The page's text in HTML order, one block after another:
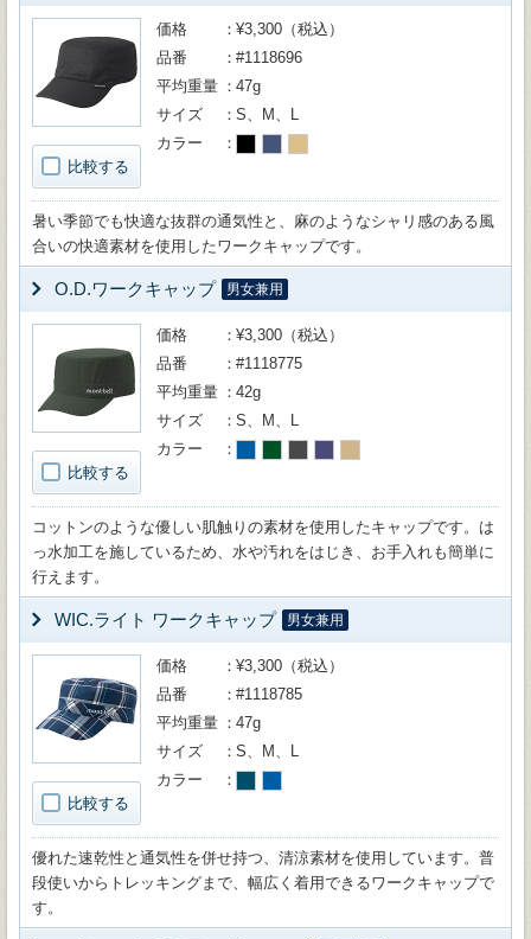
比較する
価格
¥3,300（税込）
品番
#1118696
平均重量
47g
サイズ
S、M、L
カラー
暑い季節でも快適な抜群の通気性と、麻のようなシャリ感のある風
合いの快適素材を使用したワークキャップです。
O.D.ワークキャップ 男女兼用
比較する
価格
¥3,300（税込）
品番
#1118775
平均重量
42g
サイズ
S、M、L
カラー
コットンのような優しい肌触りの素材を使用したキャップです。は
っ水加工を施しているため、水や汚れをはじき、お手入れも簡単に
行えます。
WIC.ライト ワークキャップ 男女兼用
比較する
価格
¥3,300（税込）
品番
#1118785
平均重量
47g
サイズ
S、M、L
カラー
優れた速乾性と通気性を併せ持つ、清涼素材を使用しています。普
段使いからトレッキングまで、幅広く着用できるワークキャップで
す。